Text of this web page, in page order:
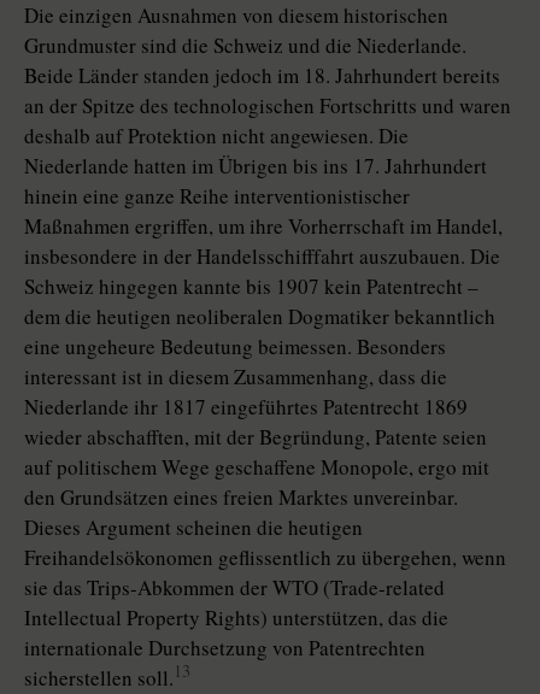
Die einzigen Ausnahmen von diesem historischen
Grundmuster sind die Schweiz und die Niederlande.
Beide Länder standen jedoch im 18. Jahrhundert bereits
an der Spitze des technologischen Fortschritts und waren
deshalb auf Protektion nicht angewiesen. Die
Niederlande hatten im Übrigen bis ins 17. Jahrhundert
hinein eine ganze Reihe interventionistischer
Maßnahmen ergriffen, um ihre Vorherrschaft im Handel,
insbesondere in der Handelsschifffahrt auszubauen. Die
Schweiz hingegen kannte bis 1907 kein Patentrecht –
dem die heutigen neoliberalen Dogmatiker bekanntlich
eine ungeheure Bedeutung beimessen. Besonders
interessant ist in diesem Zusammenhang, dass die
Niederlande ihr 1817 eingeführtes Patentrecht 1869
wieder abschafften, mit der Begründung, Patente seien
auf politischem Wege geschaffene Monopole, ergo mit
den Grundsätzen eines freien Marktes unvereinbar.
Dieses Argument scheinen die heutigen
Freihandelsökonomen geflissentlich zu übergehen, wenn
sie das Trips-Abkommen der WTO (Trade-related
Intellectual Property Rights) unterstützen, das die
internationale Durchsetzung von Patentrechten
sicherstellen soll. 13